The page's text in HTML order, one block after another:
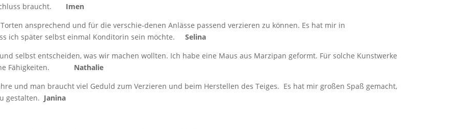
braucht. Imen
ansprechend und für die verschie-denen Anlässe passend verzieren zu können. Es hat mir in
ich später selbst einmal Konditorin sein möchte.Selina
selbst entscheiden, was wir machen wollten. Ich habe eine Maus aus Marzipan geformt. Für solche Kunstwerke
Fähigkeiten. Nathalie
und man braucht viel Geduld zum Verzieren und beim Herstellen des Teiges. Es hat mir großen Spaß gemacht,
gestalten. Janina